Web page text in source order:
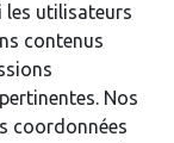
les utilisateurs
contenus
Nos
coordonnées